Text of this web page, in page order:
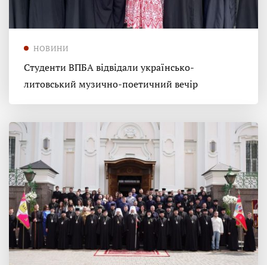
НОВИНИ
Студенти ВПБА відвідали українсько-
литовський музично-поетичний вечір